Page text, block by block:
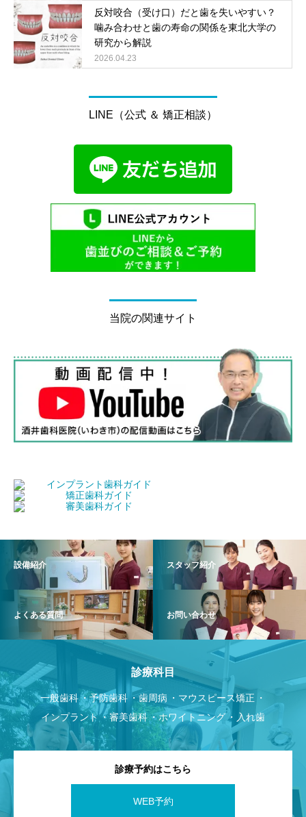
反対咬合（受け口）だと歯を失いやすい？
噛み合わせと歯の寿命の関係を東北大学の
研究から解説
2026.04.23
LINE（公式 ＆ 矯正相談）
当院の関連サイト
設備紹介 スタッフ紹介
よくある質問 お問い合わせ
診療科目
一般歯科 予防歯科 歯周病
マウスピース矯正
インプラント
審美歯科 ホワイトニング 入れ歯
診療予約はこちら
WEB予約